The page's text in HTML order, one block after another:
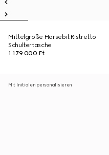
Mittelgroße Horsebit Ristretto
Schultertasche
1 179 000 Ft
Mit Initialen personalisieren